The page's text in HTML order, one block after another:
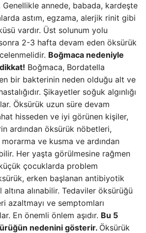
annede, babada, kardeşte
astım, egzama, alerjik rinit gibi
vardır. Üst solunum yolu
2-3 hafta devam eden öksürük
Boğmaca nedeniyle
Boğmaca, Bordatella
bir bakterinin neden olduğu alt ve
Şikayetler soğuk algınlığı
Öksürük uzun süre devam
hisseden ve iyi görünen kişiler,
ardından öksürük nöbetleri,
ve kusma ve ardından
Her yaşta görülmesine rağmen
çocuklarda problem
erken başlanan antibiyotik
alınabilir. Tedaviler öksürüğü
azaltmayı ve semptomları
En önemli önlem aşıdır. Bu 5
nedenini gösterir. Öksürük